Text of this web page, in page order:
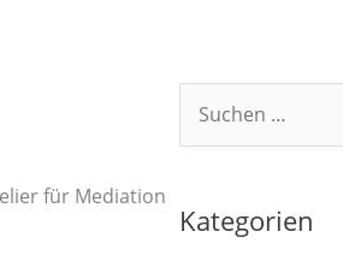
für Mediation
Suchen
nach:
Kategorien